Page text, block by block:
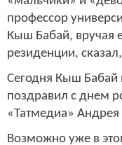
профессор
Кыш Бабай, вручая
резиденции,
Сегодня Кыш Бабай
поздравил с днем
«Татмедиа»
Возможно уже в